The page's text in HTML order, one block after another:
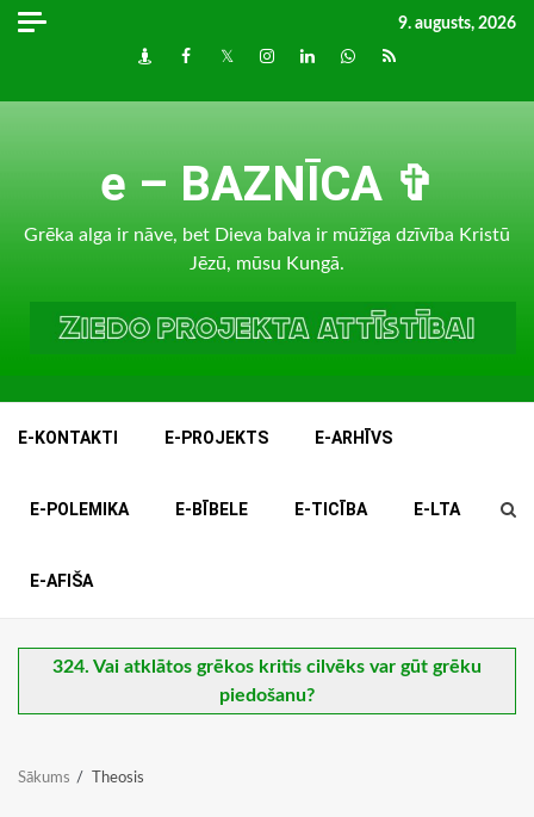
Skip
9. augusts, 2026
DraugiemFacebook
TwitterInstagram
LinkedInwhatsapp
RSS
e – BAZNĪCA ✞
Grēka alga ir nāve, bet Dieva balva ir mūžīga dzīvība Kristū
Jēzū, mūsu Kungā.
E-KONTAKTI E-PROJEKTS E-ARHĪVS
E-POLEMIKA E-BĪBELE E-TICĪBA E-LTA
E-AFIŠA
324. Vai atklātos grēkos kritis cilvēks var gūt grēku
piedošanu?
Sākums Theosis